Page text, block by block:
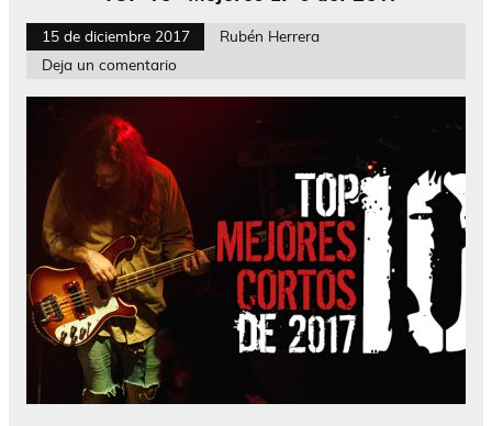
15 de diciembre 2017
Rubén Herrera
Deja un comentario